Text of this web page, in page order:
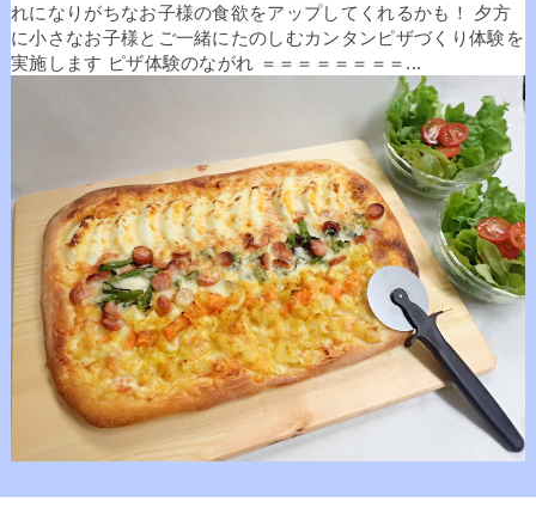
れになりがちなお子様の食欲をアップしてくれるかも！ 夕方
に小さなお子様とご一緒にたのしむカンタンピザづくり体験を
実施します ピザ体験のながれ ＝＝＝＝＝＝＝＝...